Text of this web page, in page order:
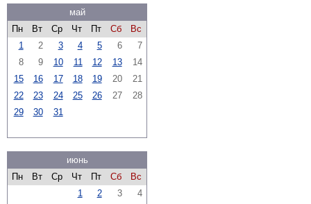
май
Пн
Вт Ср Чт Пт Сб
Вс
1
2 3 4 5 6
7
8
9 10 11 12 13
14
15
16 17 18 19 20
21
22
23 24 25 26 27
28
29
30 31
июнь
Пн
Вт Ср Чт Пт Сб
Вс
1
2 3
4